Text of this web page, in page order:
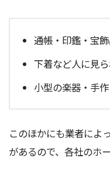
通帳・印鑑・宝
下着など人に見
小型の楽器・手
このほかにも業者によ
があるので、各社のホ